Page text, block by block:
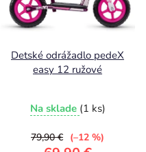
Detské odrážadlo pedeX
easy 12 ružové
Na sklade (1 ks)
79,90 € (–12 %)